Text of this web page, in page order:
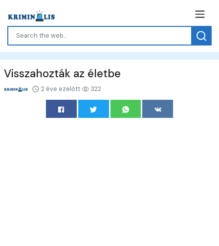
Visszahozták az életbe
2 éve ezelőtt 322